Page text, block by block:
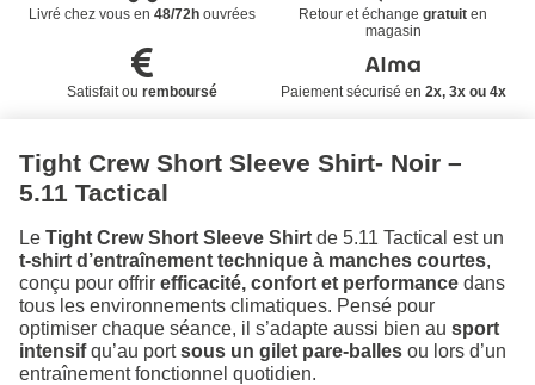
Livré chez vous en 48/72houvrées Retour et échangegratuit en
magasin
Satisfait ou remboursé Paiement sécurisé en 2x, 3x ou 4x
Tight Crew Short Sleeve Shirt- Noir –
5.11 Tactical
Le Tight Crew Short Sleeve Shirt de 5.11 Tactical est un
t-shirt d’entraînement technique à manches courtes,
conçu pour offrir efficacité, confort et performance dans
tous les environnements climatiques. Pensé pour
optimiser chaque séance, il s’adapte aussi bien au sport
intensifqu’au portsous un gilet pare-balles ou lors d’un
entraînement fonctionnel quotidien.